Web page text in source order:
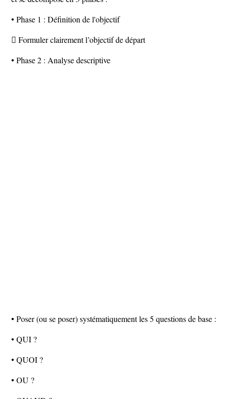
• Phase 1 : Définition de l'objectif
 Formuler clairement l’objectif de départ
• Phase 2 : Analyse descriptive
• Poser (ou se poser) systématiquement les 5 questions de base :
• QUI ?
• QUOI ?
• OU ?